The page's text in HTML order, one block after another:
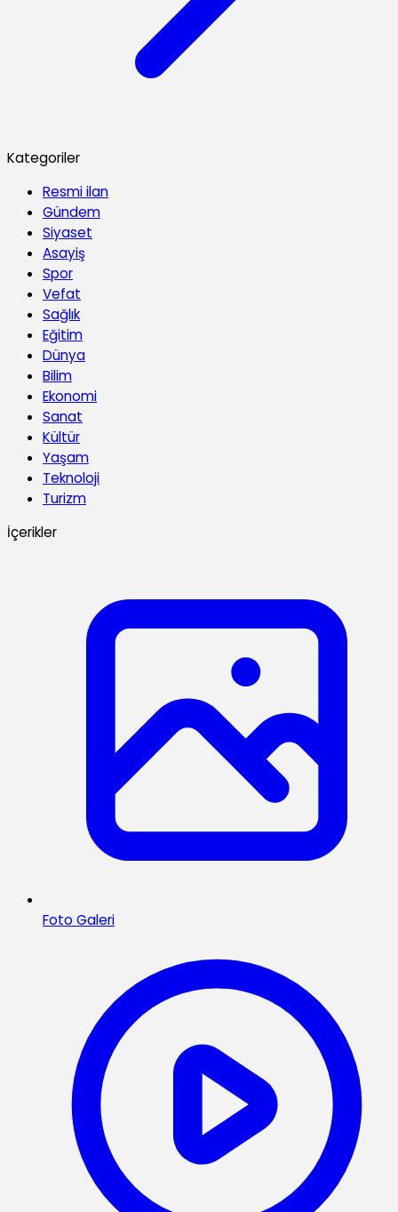
Kategoriler
Resmi ilan
Gündem
Siyaset
Asayiş
Spor
Vefat
Sağlık
Eğitim
Dünya
Bilim
Ekonomi
Sanat
Kültür
Yaşam
Teknoloji
Turizm
İçerikler
Foto Galeri